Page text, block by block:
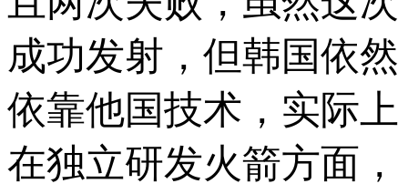
成功发射，但韩国依然
依靠他国技术，实际上
在独立研发火箭方面，